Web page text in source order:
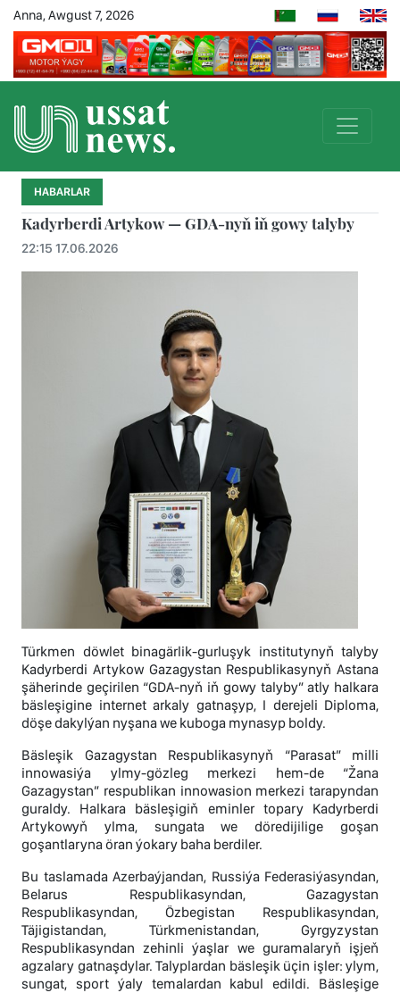
Anna, Awgust 7, 2026
HABARLAR
Kadyrberdi Artykow — GDA-nyň iň gowy talyby
22:15 17.06.2026
Türkmen döwlet binagärlik-gurluşyk institutynyň talyby
Kadyrberdi Artykow Gazagystan Respublikasynyň Astana
şäherinde geçirilen “GDA-nyň iň gowy talyby” atly halkara
bäsleşigine internet arkaly gatnaşyp, I derejeli Diploma,
döşe dakylýan nyşana we kuboga mynasyp boldy.
Bäsleşik Gazagystan Respublikasynyň “Parasat” milli
innowasiýa ylmy-gözleg merkezi hem-de “Žana
Gazagystan” respublikan innowasion merkezi tarapyndan
guraldy. Halkara bäsleşigiň eminler topary Kadyrberdi
Artykowyň ylma, sungata we döredijilige goşan
goşantlaryna öran ýokary baha berdiler.
Bu taslamada Azerbaýjandan, Russiýa Federasiýasyndan,
Belarus Respublikasyndan, Gazagystan
Respublikasyndan, Özbegistan Respublikasyndan,
Täjigistandan, Türkmenistandan, Gyrgyzystan
Respublikasyndan zehinli ýaşlar we guramalaryň işjeň
agzalary gatnaşdylar. Talyplardan bäsleşik üçin işler: ylym,
sungat, sport ýaly temalardan kabul edildi. Bäsleşige